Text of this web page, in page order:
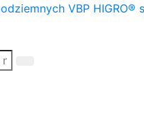
VBP HIGRO®